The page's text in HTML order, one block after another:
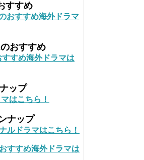
すすめ
おすすめ海外ドラマ
おすすめ
すめ海外ドラマは
ップ
はこちら！
ナップ
ルドラマはこちら！
すすめ海外ドラマは